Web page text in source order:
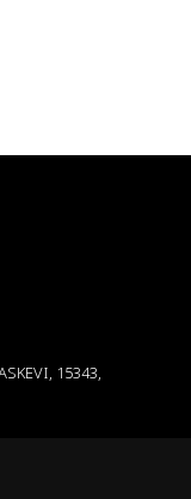
15343,